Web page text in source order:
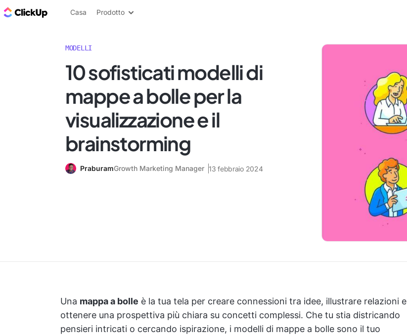
Blog di ClickUp
Casa Prodotto
MODELLI
10 sofisticati modelli di
mappe a bolle per la
visualizzazione e il
brainstorming
PraburamGrowth Marketing Manager 13 febbraio 2024
Una mappa a bolle è la tua tela per creare connessioni tra idee, illustrare relazioni e
ottenere una prospettiva più chiara su concetti complessi. Che tu stia districando
pensieri intricati o cercando ispirazione, i modelli di mappe a bolle sono il tuo